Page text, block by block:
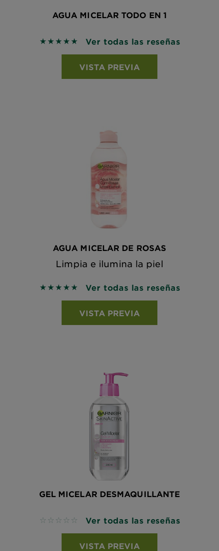
AGUA MICELAR TODO EN 1
5 out of 5 stars based on reviews
Ver todas las reseñas
VISTA PREVIA
AGUA MICELAR DE ROSAS
Limpia e ilumina la piel
5 out of 5 stars based on reviews
Ver todas las reseñas
VISTA PREVIA
GEL MICELAR DESMAQUILLANTE
No reviews Ver todas las reseñas
VISTA PREVIA